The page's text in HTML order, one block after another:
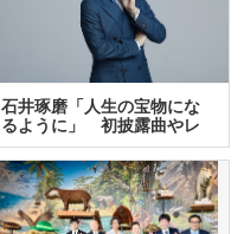
石井琢磨「人生の宝物にな
るように」 初披露曲やレ
ア…